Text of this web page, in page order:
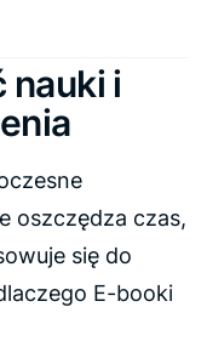
nauki i
oszczędza czas,
się do
E-booki